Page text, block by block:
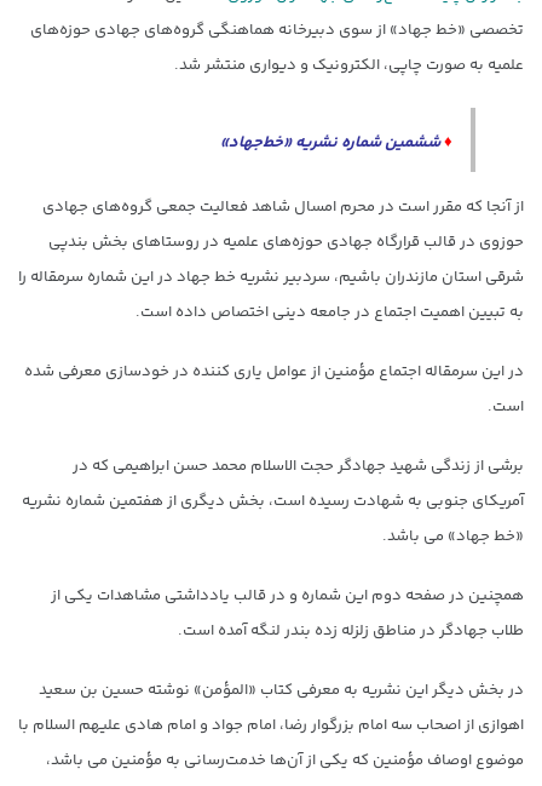
تخصصی «خط‌ جهاد» از سوی دبیرخانه هماهنگی گروه‌های جهادی حوزه‌های
علمیه به صورت چاپی، الکترونیک و دیواری منتشر شد.
♦ششمین شماره نشریه «خط‌جهاد»
از آنجا که مقرر است در محرم امسال شاهد فعالیت جمعی گروه‌های جهادی
حوزوی در قالب قرارگاه جهادی حوزه‌های علمیه در روستاهای بخش بندپی
شرقی استان مازندران باشیم، سردبیر نشریه خط جهاد در این شماره سرمقاله را
به تبیین اهمیت اجتماع در جامعه دینی اختصاص داده است.
در این سرمقاله اجتماع مؤمنین از عوامل یاری کننده در خودسازی معرفی شده
است.
برشی از زندگی شهید جهادگر حجت الاسلام محمد حسن ابراهیمی که در
آمریکای جنوبی به شهادت رسیده است، بخش دیگری از هفتمین شماره نشریه
«خط جهاد» می باشد.
همچنین در صفحه دوم این شماره و در قالب یادداشتی مشاهدات یکی از
طلاب جهادگر در مناطق زلزله زده بندر لنگه آمده است.
در بخش دیگر این نشریه به معرفی کتاب «المؤمن» نوشته حسین بن سعید
اهوازی از اصحاب سه امام بزرگوار رضا، امام جواد و امام هادی علیهم السلام با
موضوع اوصاف مؤمنین که یکی از آن‌ها خدمت‌رسانی به مؤمنین می باشد،